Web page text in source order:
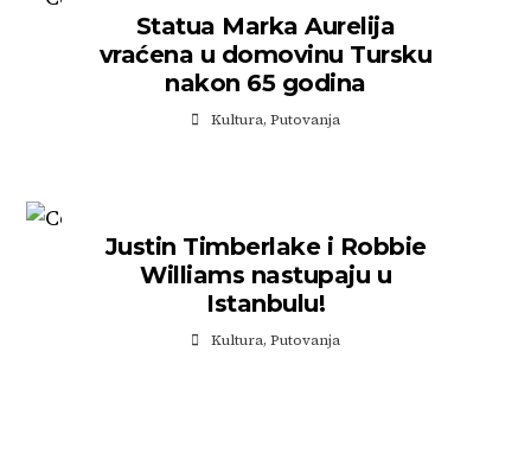
Statua Marka Aurelija
vraćena u domovinu Tursku
nakon 65 godina
Kultura, Putovanja
Justin Timberlake i Robbie
Williams nastupaju u
Istanbulu!
Kultura, Putovanja